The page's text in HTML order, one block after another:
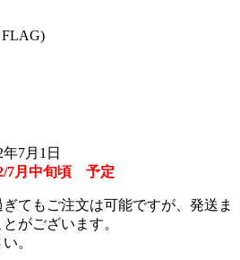
FLAG)
7月1日
7月中旬頃 予定
てもご注文は可能ですが、発送ま
がございます。
。